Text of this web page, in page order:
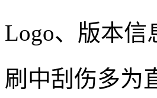
Logo、版本信
刷中刮伤多为